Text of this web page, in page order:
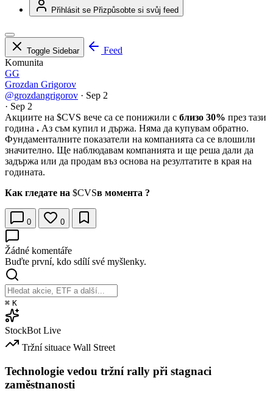
Přihlásit se Přizpůsobte si svůj feed
Toggle Sidebar
Feed
Komunita
GG
Grozdan Grigorov
@grozdangrigorov · Sep 2
· Sep 2
Акциите на $CVS вече са се понижили с близо 30% през тази
година . Аз съм купил и държа. Няма да купувам обратно.
Фундаменталните показатели на компанията са се влошили
значително. Ще наблюдавам компанията и ще реша дали да
задържа или да продам въз основа на резултатите в края на
годината.
Как гледате на $CVSв момента ?
0 0
Žádné komentáře
Buďte první, kdo sdílí své myšlenky.
⌘ K
StockBot Live
Tržní situace Wall Street
Technologie vedou tržní rally při stagnaci
zaměstnanosti